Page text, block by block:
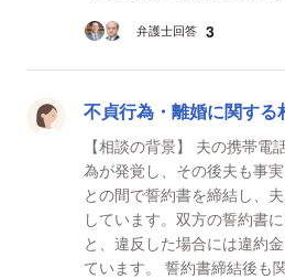
い...
弁護士回答 3
不貞行為・離婚に関する
【相談の背景】 夫の携帯
為が発覚し、その後夫も事
との間で誓約書を締結し、
しています。双方の誓約書
と、違反した場合には違約
ています。 誓約書締結後も関係が続いている疑いがあ